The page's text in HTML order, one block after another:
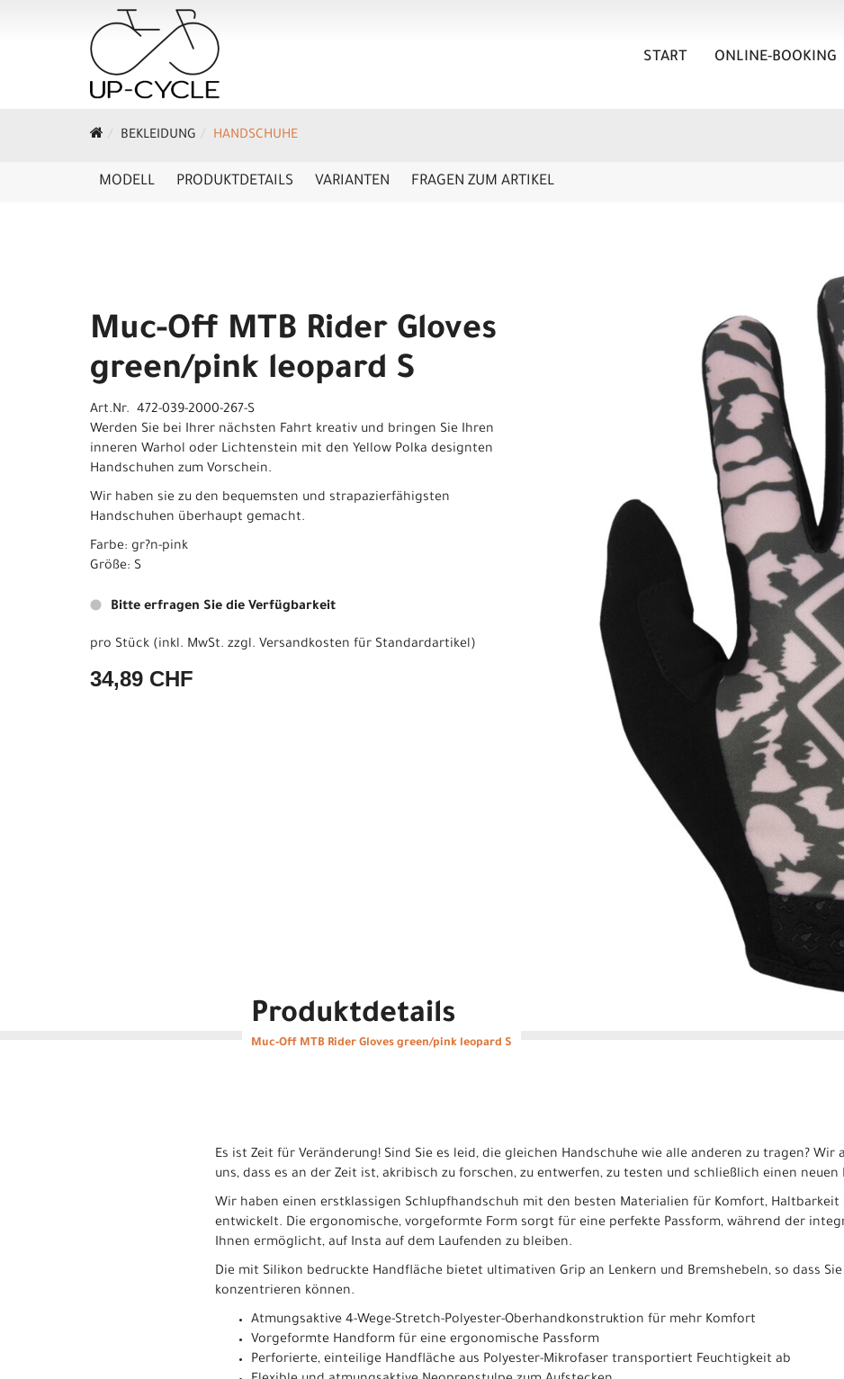
START ONLINE-BOOKING
BEKLEIDUNG HANDSCHUHE
MODELL PRODUKTDETAILS VARIANTEN FRAGEN ZUM ARTIKEL
Muc-Off MTB Rider Gloves
green/pink leopard S
Art.Nr. 472-039-2000-267-S
Werden Sie bei Ihrer nächsten Fahrt kreativ und bringen Sie Ihren
inneren Warhol oder Lichtenstein mit den Yellow Polka designten
Handschuhen zum Vorschein.
Wir haben sie zu den bequemsten und strapazierfähigsten
Handschuhen überhaupt gemacht.
Farbe: gr?n-pink
Größe: S
Bitte erfragen Sie die Verfügbarkeit
pro Stück (inkl. MwSt. zzgl. Versandkosten für Standardartikel)
34,89 CHF
Produktdetails
Muc-Off MTB Rider Gloves green/pink leopard S
Es ist Zeit für Veränderung! Sind Sie es leid, die gleichen Handschuhe wie alle anderen zu tragen? Wir
uns, dass es an der Zeit ist, akribisch zu forschen, zu entwerfen, zu testen und schließlich einen
Wir haben einen erstklassigen Schlupfhandschuh mit den besten Materialien für Komfort, Haltbarkeit
entwickelt. Die ergonomische, vorgeformte Form sorgt für eine perfekte Passform, während der
Ihnen ermöglicht, auf Insta auf dem Laufenden zu bleiben.
Die mit Silikon bedruckte Handfläche bietet ultimativen Grip an Lenkern und Bremshebeln, so dass
konzentrieren können.
Atmungsaktive 4-Wege-Stretch-Polyester-Oberhandkonstruktion für mehr Komfort
Vorgeformte Handform für eine ergonomische Passform
Perforierte, einteilige Handfläche aus Polyester-Mikrofaser transportiert Feuchtigkeit ab